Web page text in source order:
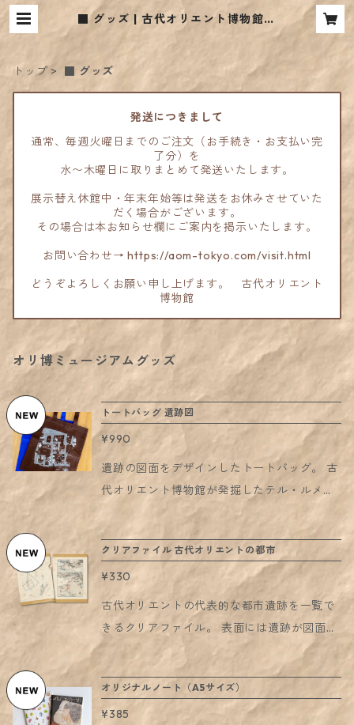
■ グッズ | 古代オリエント博物館ウ
ェブショップ
トップ ■ グッズ
発送につきまして
通常、毎週火曜日までのご注文（お手続き・お支払い完
了分）を
水〜木曜日に取りまとめて発送いたします。
展示替え休館中・年末年始等は発送をお休みさせていた
だく場合がございます。
その場合は本お知らせ欄にご案内を掲示いたします。
お問い合わせ→ https://aom-tokyo.com/visit.html
どうぞよろしくお願い申し上げます。 古代オリエント
博物館
オリ博ミュージアムグッズ
トートバッグ 遺跡図
¥990
遺跡の図面をデザインしたトートバッグ。 古
代オリエント博物館が発掘したテル・ルメイ
ラ遺跡の住居跡の図面が元になっています。
A4が入るサイズの縦型タイプ、 茶色と青の2
色展開に、遺跡図は白のシルク印刷。 少し薄
手で、サブバッグとしてお手元に持っていた
だくにもちょうどいいハンディさです。
クリアファイル 古代オリエントの都市
¥330
古代オリエントの代表的な都市遺跡を一覧で
きるクリアファイル。 表面には遺跡が図面で
表され、それぞれの都市の造りや広さを見比
べることができます。 裏面にはオリエント世
界の地図と各遺跡の説明入り。 A4の紙が入る
サイズです。
オリジナルノート（A5サイズ）
¥385